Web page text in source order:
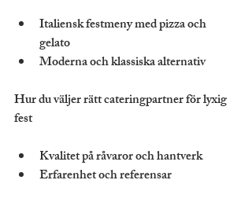
Italiensk festmeny med pizza och
gelato
Moderna och klassiska alternativ
Hur du väljer rätt cateringpartner för lyxig
fest
Kvalitet på råvaror och hantverk
Erfarenhet och referensar